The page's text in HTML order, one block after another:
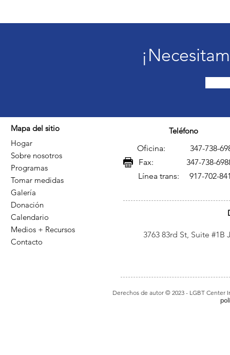
Mapa del sitio
Hogar
Sobre nosotros
Programas
Tomar medidas
Galería
Donación
Calendario
Medios + Recursos
Contacto
Teléfono
Oficina: 347-738-
Fax: 347-738-
Línea trans: 917-702-
3763 83rd St, Suite
Derechos de autor © 2023- LGBT Center